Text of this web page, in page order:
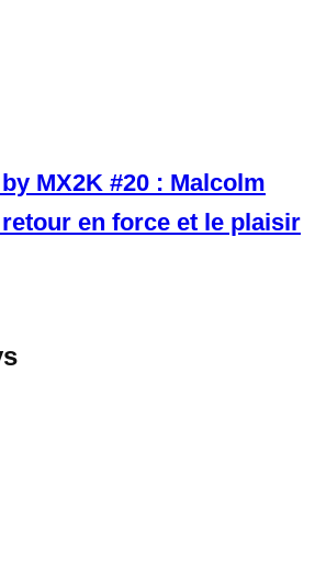
MX2K #20 : Malcolm
en force et le plaisir